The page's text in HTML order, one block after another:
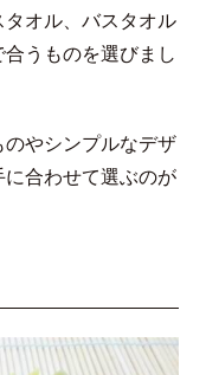
タオル、バスタオル
うものを選びまし
やシンプルなデザ
合わせて選ぶのが